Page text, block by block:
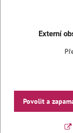
Externí
Povolit a